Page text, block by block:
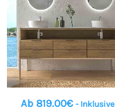
Ab 819.00€ - Inklusive